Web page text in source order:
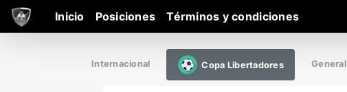
Inicio Posiciones Términos y condiciones
Internacional Copa Libertadores General